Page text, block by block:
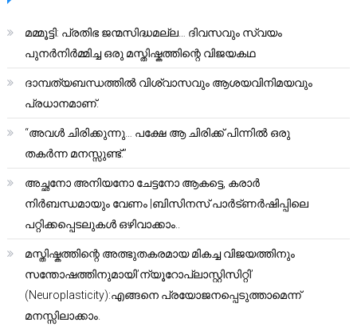
മമ്മൂട്ടി: പ്രതിഭ ജന്മസിദ്ധമല്ല… ദിവസവും സ്വയം
പുനർനിർമ്മിച്ച ഒരു മസ്തിഷ്കത്തിന്റെ വിജയകഥ
ദാമ്പത്യബന്ധത്തിൽ വിശ്വാസവും ആശയവിനിമയവും
പ്രധാനമാണ്.
“അവൾ ചിരിക്കുന്നു… പക്ഷേ ആ ചിരിക്ക് പിന്നിൽ ഒരു
തകർന്ന മനസ്സുണ്ട്.”
അച്ഛനോ അനിയനോ ചേട്ടനോ ആകട്ടെ, കരാർ
നിർബന്ധമായും വേണം |ബിസിനസ് പാർട്ണർഷിപ്പിലെ
പറ്റിക്കപ്പെടലുകൾ ഒഴിവാക്കാം..
മസ്തിഷ്കത്തിന്റെ അത്ഭുതകരമായ മികച്ച വിജയത്തിനും
സന്തോഷത്തിനുമായി’ന്യൂറോപ്ലാസ്റ്റിസിറ്റി’
(Neuroplasticity):എങ്ങനെ പ്രയോജനപ്പെടുത്താമെന്ന്
മനസ്സിലാക്കാം.